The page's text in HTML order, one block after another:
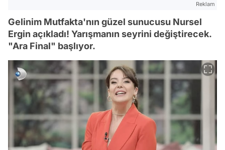
Reklam
Gelinim Mutfakta'nın güzel sunucusu Nursel
Ergin açıkladı! Yarışmanın seyrini değiştirecek.
"Ara Final" başlıyor.